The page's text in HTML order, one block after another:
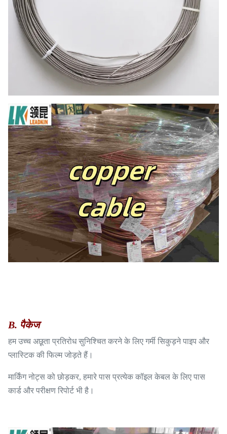
B. पैकेज
हम उच्च अछूता प्रतिरोध सुनिश्चित करने के लिए गर्मी सिकुड़ने पाइप और
प्लास्टिक की फिल्म जोड़ते हैं।
मार्किंग नोट्स को छोड़कर, हमारे पास प्रत्येक कॉइल केबल के लिए पास
कार्ड और परीक्षण रिपोर्ट भी है।